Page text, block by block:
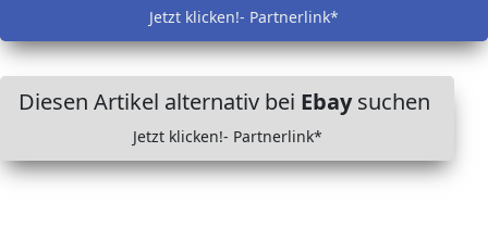
Jetzt klicken!- Partnerlink*
Diesen Artikel alternativ bei Ebaysuchen
Jetzt klicken!- Partnerlink*